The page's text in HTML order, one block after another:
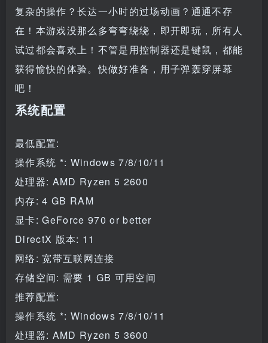
复杂的操作？长达一小时的过场动画？通通不存
在！本游戏没那么多弯弯绕绕，即开即玩，所有人
试过都会喜欢上！不管是用控制器还是键鼠，都能
获得愉快的体验。快做好准备，用子弹轰穿屏幕
吧！
系统配置
最低配置:
操作系统 *: Windows 7/8/10/11
处理器: AMD Ryzen 5 2600
内存: 4 GB RAM
显卡: GeForce 970 or better
DirectX 版本: 11
网络: 宽带互联网连接
存储空间: 需要 1 GB 可用空间
推荐配置:
操作系统 *: Windows 7/8/10/11
处理器: AMD Ryzen 5 3600